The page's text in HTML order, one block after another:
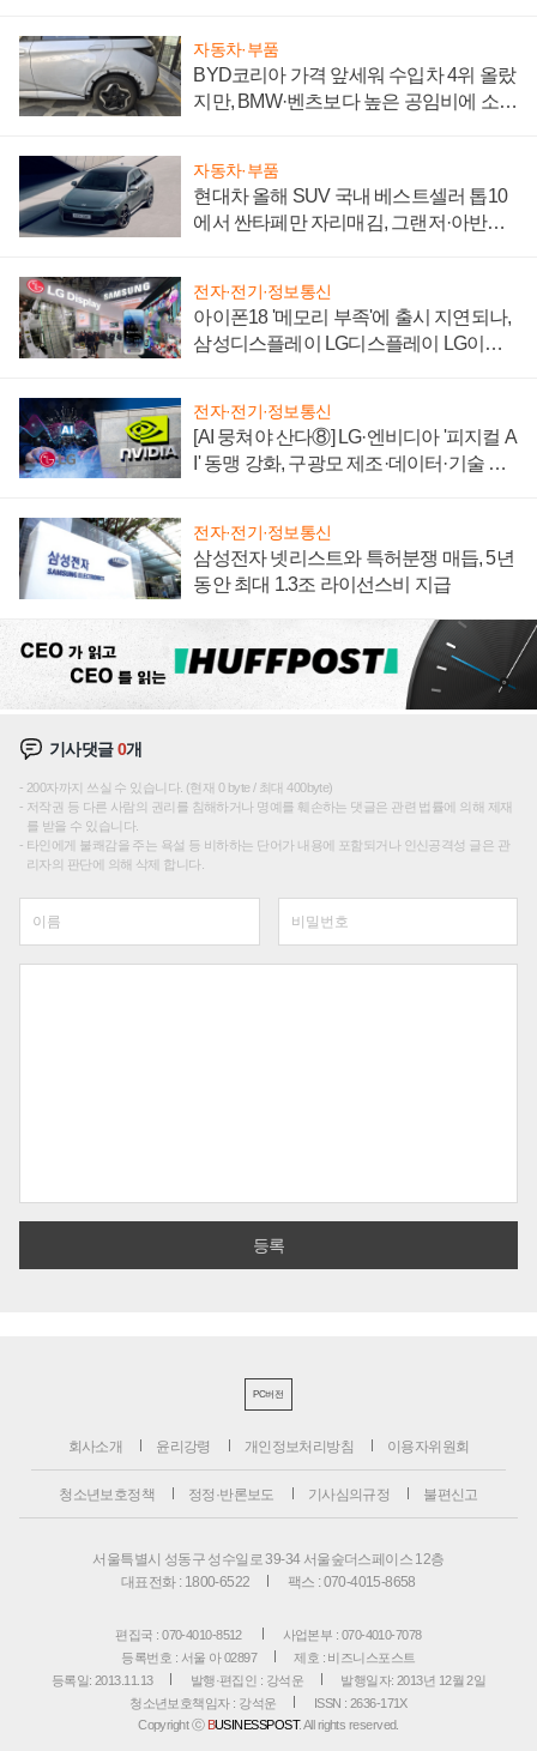
자동차·부품
BYD코리아 가격 앞세워 수입차 4위 올랐
지만, BMW·벤츠보다 높은 공임비에 소비
자동차·부품
현대차 올해 SUV 국내 베스트셀러 톱10
에서 싼타페만 자리매김, 그랜저·아반떼
전자·전기·정보통신
아이폰18 '메모리 부족'에 출시 지연되나,
삼성디스플레이 LG디스플레이 LG이노
전자·전기·정보통신
[AI 뭉쳐야 산다⑧] LG·엔비디아 '피지컬 A
I' 동맹 강화, 구광모 제조·데이터·기술 결
전자·전기·정보통신
삼성전자 넷리스트와 특허분쟁 매듭, 5년
동안 최대 1.3조 라이선스비 지급
기사댓글0개
200자까지 쓰실 수 있습니다. (현재 0 byte / 최대 400byte)
저작권 등 다른 사람의 권리를 침해하거나 명예를 훼손하는 댓글은 관련 법률에 의해 제재
를 받을 수 있습니다.
타인에게 불쾌감을 주는 욕설 등 비하하는 단어가 내용에 포함되거나 인신공격성 글은 관
리자의 판단에 의해 삭제 합니다.
PC버전
회사소개 윤리강령 개인정보처리방침 이용자위원회
청소년보호정책 정정·반론보도 기사심의규정 불편신고
서울특별시 성동구 성수일로 39-34 서울숲더스페이스 12층
대표전화 : 1800-6522
팩스 : 070-4015-8658
편집국 : 070-4010-8512
사업본부 : 070-4010-7078
등록번호 : 서울 아 02897
제호 : 비즈니스포스트
등록일: 2013.11.13
발행·편집인 : 강석운
발행일자: 2013년 12월 2일
청소년보호책임자 : 강석운
ISSN : 2636-171X
Copyright ⓒ BUSINESSPOST. All rights reserved.